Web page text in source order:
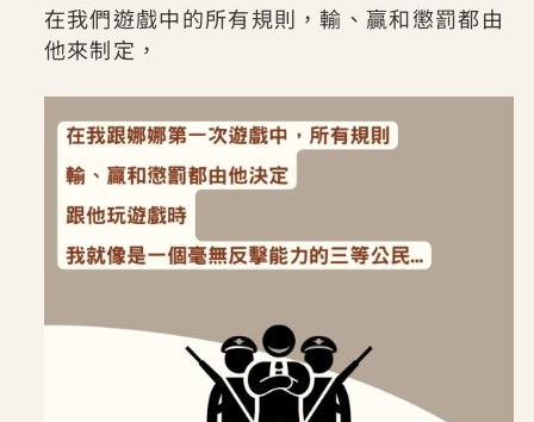
在我們遊戲中的所有規則，輸、贏和懲罰都由
他來制定，